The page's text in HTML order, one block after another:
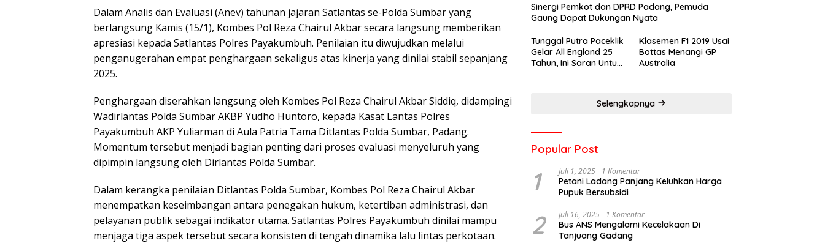
Dalam Analis dan Evaluasi (Anev) tahunan jajaran Satlantas se-Polda Sumbar yang
berlangsung Kamis (15/1), Kombes Pol Reza Chairul Akbar secara langsung memberikan
apresiasi kepada Satlantas Polres Payakumbuh. Penilaian itu diwujudkan melalui
penganugerahan empat penghargaan sekaligus atas kinerja yang dinilai stabil sepanjang
2025.
Penghargaan diserahkan langsung oleh Kombes Pol Reza Chairul Akbar Siddiq, didampingi
Wadirlantas Polda Sumbar AKBP Yudho Huntoro, kepada Kasat Lantas Polres
Payakumbuh AKP Yuliarman di Aula Patria Tama Ditlantas Polda Sumbar, Padang.
Momentum tersebut menjadi bagian penting dari proses evaluasi menyeluruh yang
dipimpin langsung oleh Dirlantas Polda Sumbar.
Dalam kerangka penilaian Ditlantas Polda Sumbar, Kombes Pol Reza Chairul Akbar
menempatkan keseimbangan antara penegakan hukum, ketertiban administrasi, dan
pelayanan publik sebagai indikator utama. Satlantas Polres Payakumbuh dinilai mampu
menjaga tiga aspek tersebut secara konsisten di tengah dinamika lalu lintas perkotaan.
Sinergi Pemkot dan DPRD Padang, Pemuda
Gaung Dapat Dukungan Nyata
Tunggal Putra Paceklik
Gelar All England 25
Tahun, Ini Saran Untuk
Klasemen F1 2019 Usai
Bottas Menangi GP
Australia
Selengkapnya
Popular Post
1 Juli 1, 2025 1 Komentar
Petani Ladang Panjang Keluhkan Harga
Pupuk Bersubsidi
2 Juli 16, 2025 1 Komentar
Bus ANS Mengalami Kecelakaan Di
Tanjuang Gadang